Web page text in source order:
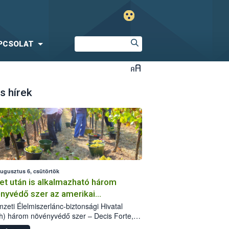
hírek
6, csütörtök
után is alkalmazható három
szer az amerikai
ellen
Élelmiszerlánc-biztonsági Hivatal
három növényvédő szer – Decis Forte,
24 EW, Oroganic – engedélyokiratát